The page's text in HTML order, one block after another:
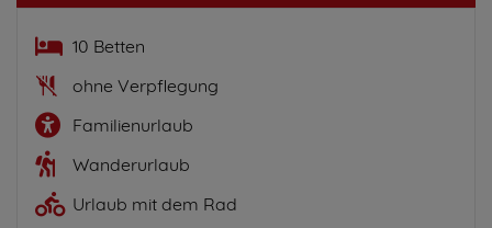
10 Betten
ohne Verpflegung
Familienurlaub
Wanderurlaub
Urlaub mit dem Rad